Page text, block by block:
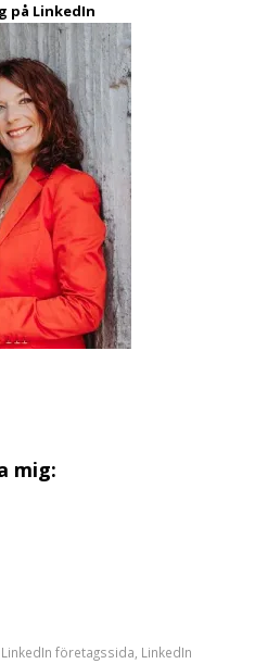
på LinkedIn
mig:
LinkedIn företagssida, LinkedIn